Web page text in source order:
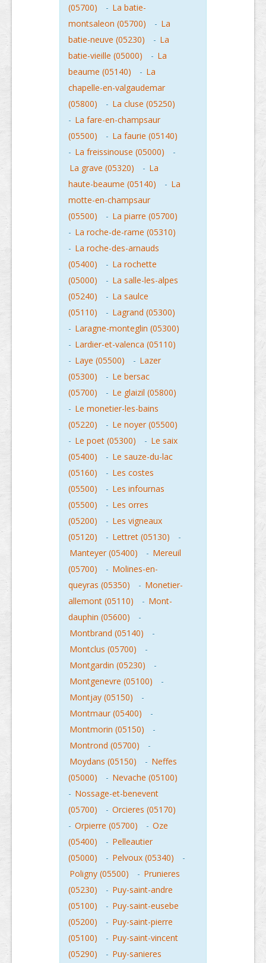
(05700) - La batie-
montsaleon (05700)
- La
batie-neuve (05230)
- La
batie-vieille (05000)
- La
beaume (05140)
- La
chapelle-en-valgaudemar
(05800)
- La cluse (05250)
- La fare-en-champsaur
(05500)
- La faurie (05140)
- La freissinouse (05000)
-
La grave (05320)
- La
haute-beaume (05140)
- La
motte-en-champsaur
(05500)
- La piarre (05700)
- La roche-de-rame (05310)
- La roche-des-arnauds
(05400)
- La rochette
(05000)
- La salle-les-alpes
(05240)
- La saulce
(05110)
- Lagrand (05300)
- Laragne-monteglin (05300)
- Lardier-et-valenca (05110)
- Laye (05500) - Lazer
(05300)
- Le bersac
(05700)
- Le glaizil (05800)
- Le monetier-les-bains
(05220)
- Le noyer (05500)
- Le poet (05300) - Le saix
(05400)
- Le sauze-du-lac
(05160)
- Les costes
(05500)
- Les infournas
(05500)
- Les orres
(05200)
- Les vigneaux
(05120)
- Lettret (05130)
-
Manteyer (05400)
- Mereuil
(05700)
- Molines-en-
queyras (05350)
- Monetier-
allemont (05110)
- Mont-
dauphin (05600)
-
Montbrand (05140)
-
Montclus (05700)
-
Montgardin (05230)
-
Montgenevre (05100)
-
Montjay (05150)
-
Montmaur (05400)
-
Montmorin (05150)
-
Montrond (05700)
-
Moydans (05150)
- Neffes
(05000)
- Nevache (05100)
- Nossage-et-benevent
(05700)
- Orcieres (05170)
- Orpierre (05700) - Oze
(05400)
- Pelleautier
(05000)
- Pelvoux (05340)
-
Poligny (05500)
- Prunieres
(05230)
- Puy-saint-andre
(05100)
- Puy-saint-eusebe
(05200)
- Puy-saint-pierre
(05100)
- Puy-saint-vincent
(05290)
- Puy-sanieres